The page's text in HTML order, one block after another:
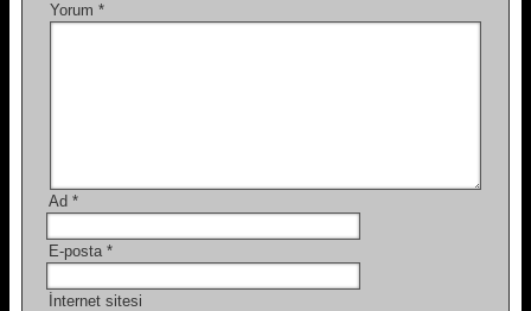
Yorum *
Ad *
E-posta *
İnternet sitesi